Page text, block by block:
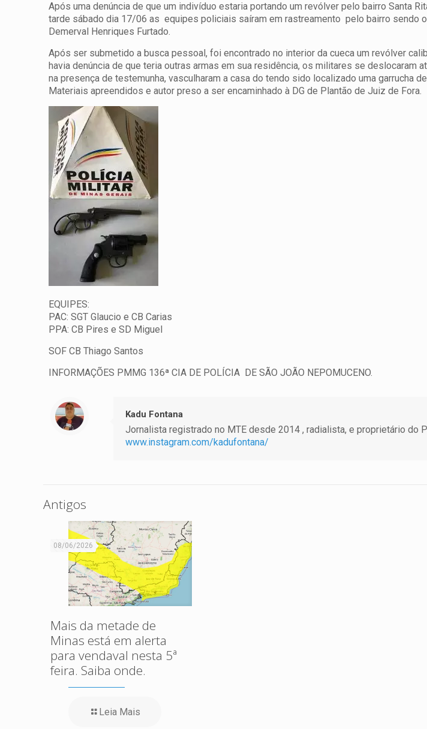
Após uma denúncia de que um indivíduo estaria portando um revólver pelo bairro Santa
tarde sábado dia 17/06 as equipes policiais saíram em rastreamento pelo bairro sendo
Demerval Henriques Furtado.
Após ser submetido a busca pessoal, foi encontrado no interior da cueca um revólver
havia denúncia de que teria outras armas em sua residência, os militares se deslocaram
na presença de testemunha, vasculharam a casa do tendo sido localizado uma garrucha
Materiais apreendidos e autor preso a ser encaminhado à DG de Plantão de Juiz de Fora.
EQUIPES:
PAC: SGT Glaucio e CB Carias
PPA: CB Pires e SD Miguel
SOF CB Thiago Santos
INFORMAÇÕES PMMG 136ª CIA DE POLÍCIA DE SÃO JOÃO NEPOMUCENO.
Kadu Fontana
Jornalista registrado no MTE desde 2014 , radialista, e proprietário do
www.instagram.com/kadufontana/
Antigos
08/06/2026
Mais da metade de
Minas está em alerta
para vendaval nesta 5ª
feira. Saiba onde.
Leia Mais